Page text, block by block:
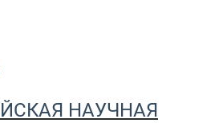
НАУЧНАЯ